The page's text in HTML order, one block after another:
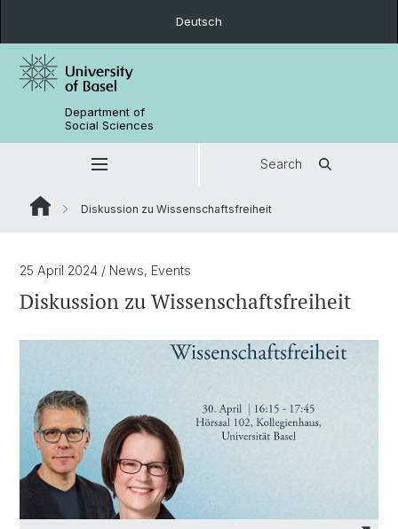
Deutsch
Department of
Social Sciences
Search
Diskussion zu Wissenschaftsfreiheit
25 April 2024 / News, Events
Diskussion zu Wissenschaftsfreiheit